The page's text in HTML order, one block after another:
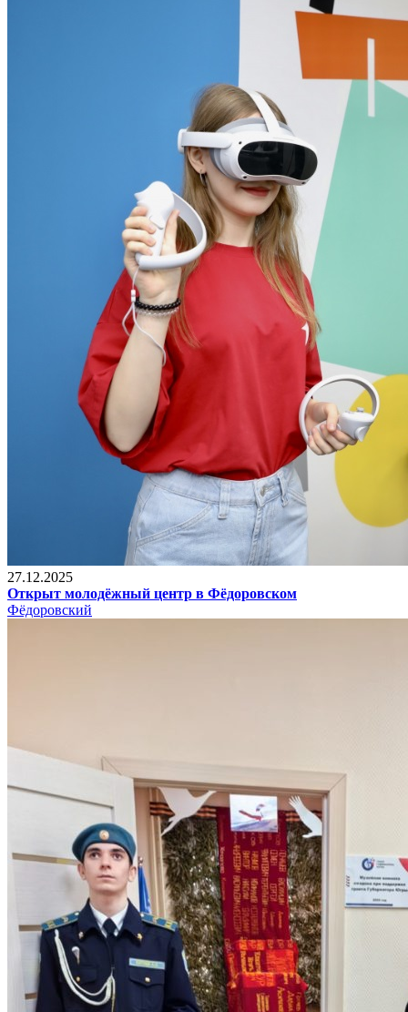
27.12.2025
Открыт молодёжный центр в Фёдоровском
Фёдоровский